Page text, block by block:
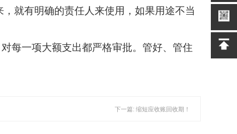
，就有明确的责任人来使用，如果用途不当
每一项大额支出都严格审批。管好、管住
下一篇: 缩短应收账回收期！